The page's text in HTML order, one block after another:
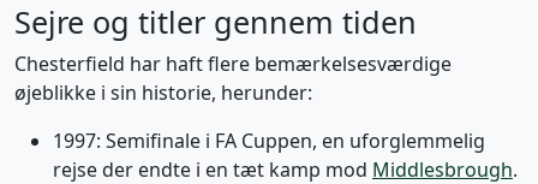
Sejre og titler gennem tiden
Chesterfield har haft flere bemærkelsesværdige
øjeblikke i sin historie, herunder:
1997: Semifinale i FA Cuppen, en uforglemmelig
rejse der endte i en tæt kamp mod Middlesbrough.